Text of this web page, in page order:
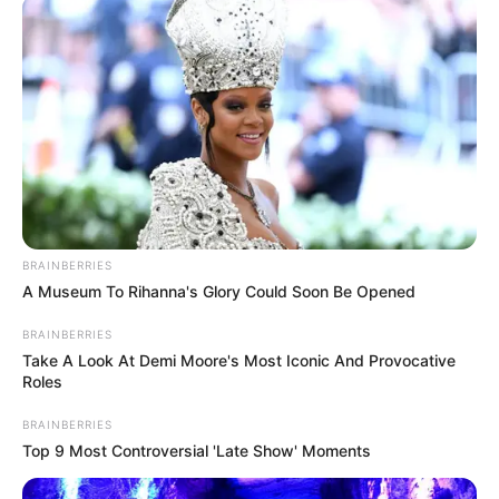
Omas Schmandkuchen ist nicht nur ein Rezept,
Generation weitergegeben wird. Es ist eine
Hommage an die traditionelle deutsche
Backkunst und die Liebe zum Kochen, die in
BRAINBERRIES
A Museum To Rihanna's Glory Could Soon Be Opened
BRAINBERRIES
Take A Look At Demi Moore's Most Iconic And Provocative
Roles
BRAINBERRIES
Top 9 Most Controversial 'Late Show' Moments